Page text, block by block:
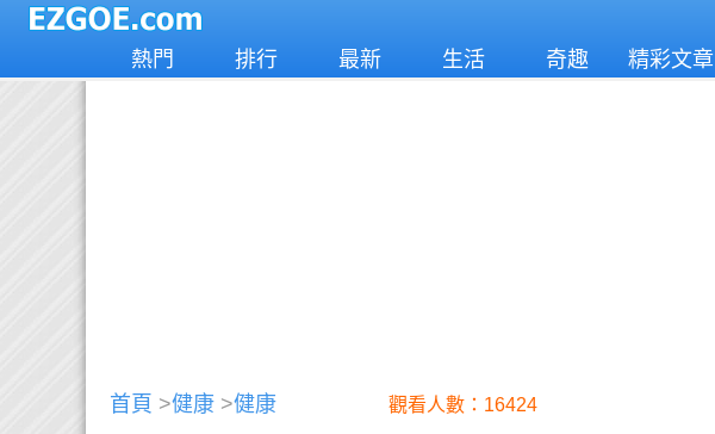
熱門 排行 最新 生活 奇趣 精彩文章
首頁 >健康 >健康 觀看人數：16424